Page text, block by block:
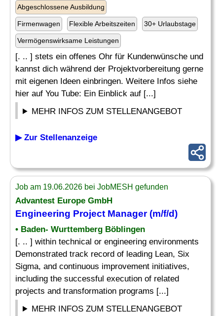
Abgeschlossene Ausbildung
Firmenwagen Flexible Arbeitszeiten 30+ Urlaubstage
Vermögenswirksame Leistungen
[. .. ] stets ein offenes Ohr für Kundenwünsche und
kannst dich während der Projektvorbereitung gerne
mit eigenen Ideen einbringen. Weitere Infos siehe
hier auf You Tube: Ein Einblick auf [...]
MEHR INFOS ZUM STELLENANGEBOT
▶ Zur Stellenanzeige
Job am 19.06.2026 bei JobMESH gefunden
Advantest Europe GmbH
Engineering Project Manager (m/f/d)
• Baden- Wurttemberg Böblingen
[. .. ] within technical or engineering environments
Demonstrated track record of leading Lean, Six
Sigma, and continuous improvement initiatives,
including the successful execution of related
projects and transformation programs [...]
MEHR INFOS ZUM STELLENANGEBOT